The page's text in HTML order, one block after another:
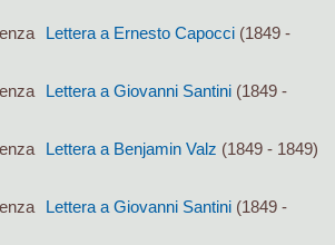
Lettera a Ernesto Capocci (1849 -
Lettera a Giovanni Santini (1849 -
Lettera a Benjamin Valz (1849 - 1849)
Lettera a Giovanni Santini (1849 -